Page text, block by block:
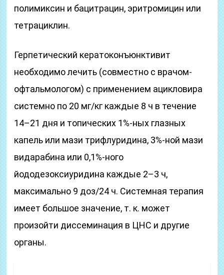
полимиксин и бацитрацин, эритромицин или
тетрациклин.
Герпетический кератоконъюнктивит
необходимо лечить (совместно с врачом-
офтальмологом) с применением ацикловира
системно по 20 мг/кг каждые 8 ч в течение
14–21 дня и топических 1%-ных глазных
капель или мази трифлуридина, 3%-ной мази
видарабина или 0,1%-ного
йододезоксиуридина каждые 2–3 ч,
максимально 9 доз/24 ч. Системная терапия
имеет большое значение, т. к. может
произойти диссеминация в ЦНС и другие
органы.